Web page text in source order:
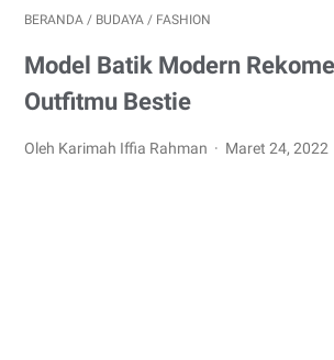
BERANDA / BUDAYA / FASHION
Model Batik Modern
Outfitmu Bestie
Oleh Karimah Iffia Rahman Maret 24, 2022